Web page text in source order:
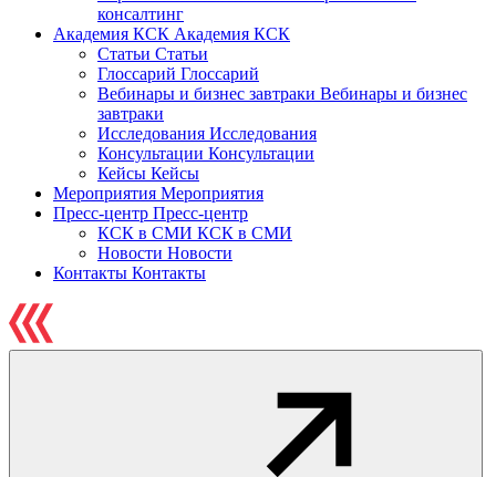
консалтинг
Академия КСК Академия КСК
Статьи Статьи
Глоссарий Глоссарий
Вебинары и бизнес завтраки Вебинары и бизнес
завтраки
Исследования Исследования
Консультации Консультации
Кейсы Кейсы
Мероприятия Мероприятия
Пресс-центр Пресс-центр
КСК в СМИ КСК в СМИ
Новости Новости
Контакты Контакты